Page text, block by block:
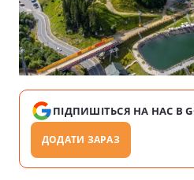
ПІДПИШІТЬСЯ НА НАС В
ДОДАТИ ЗАРАЗ